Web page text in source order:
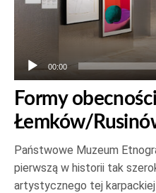
00:00
Formy
Łemków/
Państwowe Muzeum
pierwszą w historii tak
artystycznego tej